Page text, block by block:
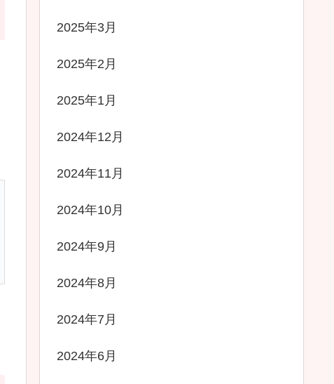
2025年3月
2025年2月
2025年1月
2024年12月
2024年11月
2024年10月
2024年9月
2024年8月
2024年7月
2024年6月